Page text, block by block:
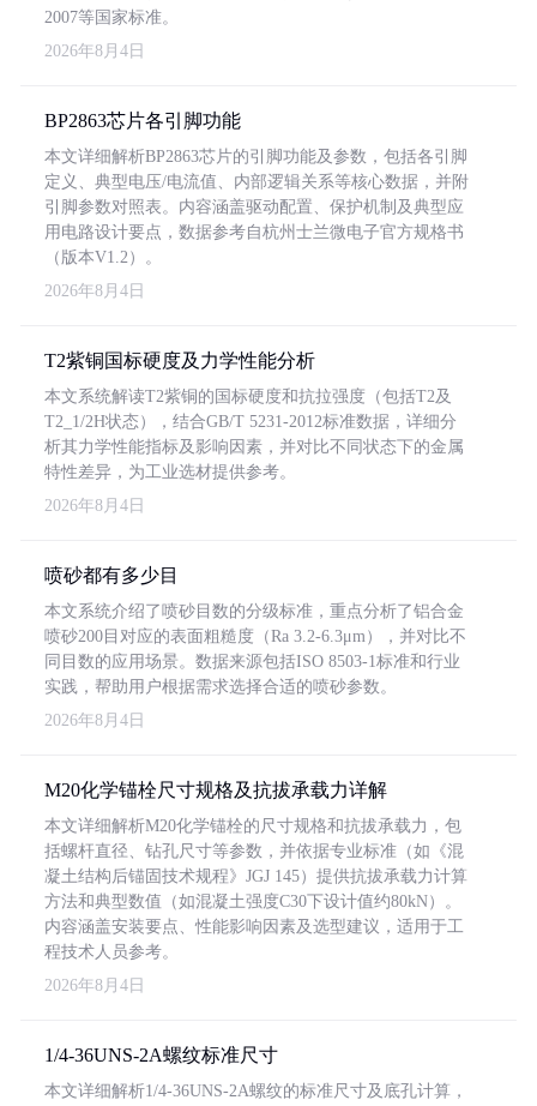
2007等国家标准。
2026年8月4日
BP2863芯片各引脚功能
本文详细解析BP2863芯片的引脚功能及参数，包括各引脚
定义、典型电压/电流值、内部逻辑关系等核心数据，并附
引脚参数对照表。内容涵盖驱动配置、保护机制及典型应
用电路设计要点，数据参考自杭州士兰微电子官方规格书
（版本V1.2）。
2026年8月4日
T2紫铜国标硬度及力学性能分析
本文系统解读T2紫铜的国标硬度和抗拉强度（包括T2及
T2_1/2H状态），结合GB/T 5231-2012标准数据，详细分
析其力学性能指标及影响因素，并对比不同状态下的金属
特性差异，为工业选材提供参考。
2026年8月4日
喷砂都有多少目
本文系统介绍了喷砂目数的分级标准，重点分析了铝合金
喷砂200目对应的表面粗糙度（Ra 3.2-6.3μm），并对比不
同目数的应用场景。数据来源包括ISO 8503-1标准和行业
实践，帮助用户根据需求选择合适的喷砂参数。
2026年8月4日
M20化学锚栓尺寸规格及抗拔承载力详解
本文详细解析M20化学锚栓的尺寸规格和抗拔承载力，包
括螺杆直径、钻孔尺寸等参数，并依据专业标准（如《混
凝土结构后锚固技术规程》JGJ 145）提供抗拔承载力计算
方法和典型数值（如混凝土强度C30下设计值约80kN）。
内容涵盖安装要点、性能影响因素及选型建议，适用于工
程技术人员参考。
2026年8月4日
1/4-36UNS-2A螺纹标准尺寸
本文详细解析1/4-36UNS-2A螺纹的标准尺寸及底孔计算，